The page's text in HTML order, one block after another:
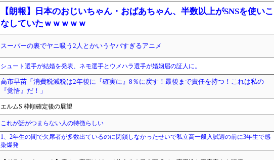
【朗報】日本のおじいちゃん・おばあちゃん、半数以上がSNSを使いこ
なしていたｗｗｗｗｗ
スーパーの裏でヤニ吸う2人とかいうヤバすぎるアニメ
シュート選手が結婚を発表、ネモ選手とウメハラ選手が婚姻届の証人に。
高市早苗「消費税減税は2年後に『確実に』8％に戻す！最後まで責任を持つ！これは私の
『覚悟』だ！」
エルムS 枠順確定後の展望
これが話がつまらない人の特徴らしい
1、2年生の間で欠席者が多数出ているのに閉鎖しなかったせいで私立高一般入試週の前に3年生で感
染爆発